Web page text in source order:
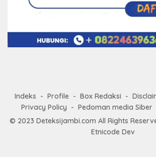
Indeks Profile Box Redaksi
Privacy Policy
Pedoman media Siber
© 2023 Deteksijambi.com All Rights
Etnicode Dev